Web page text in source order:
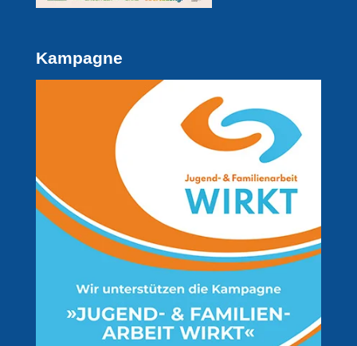
Kampagne